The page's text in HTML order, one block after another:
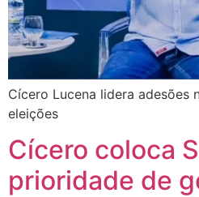
Cícero Lucena lidera adesões
eleições
Cícero coloca
prioridade de